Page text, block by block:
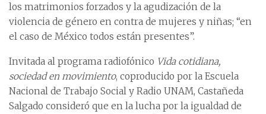
los matrimonios forzados y la agudización de la
violencia de género en contra de mujeres y niñas; “en
el caso de México todos están presentes”.
Invitada al programa radiofónico Vida cotidiana,
sociedad en movimiento, coproducido por la Escuela
Nacional de Trabajo Social y Radio UNAM, Castañeda
Salgado consideró que en la lucha por la igualdad de